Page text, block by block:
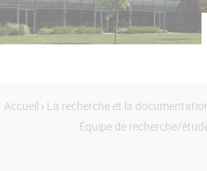
Vous êtes ici
Accueil › La recherche et la
Équipe de recherche/